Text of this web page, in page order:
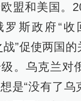
盟和美国。
罗斯政府“收
战”促使两国
。乌克兰对
是“没有了乌